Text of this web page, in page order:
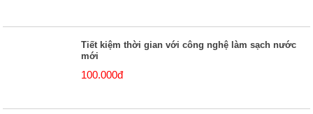
Tiết kiệm thời gian với công nghệ làm sạch nước
mới
100.000đ